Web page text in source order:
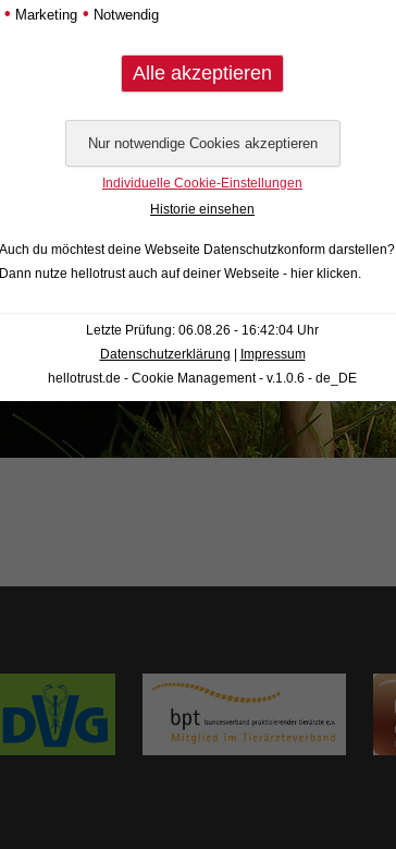
• Marketing • Notwendig
Individuelle Cookie-Einstellungen
Historie einsehen
Auch du möchtest deine Webseite Datenschutzkonform darstellen?
Dann nutze hellotrust auch auf deiner Webseite - hier klicken
Letzte Prüfung: 06.08.26 - 16:42:04 Uhr
Datenschutzerklärung | Impressum
hellotrust.de - Cookie Management - v.1.0.6 - de_DE